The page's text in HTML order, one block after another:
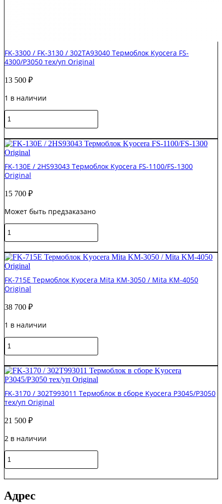
FK-3300 / FK-3130 / 302TA93040 Термоблок Kyocera FS-
4300/P3050 тех/уп Original
13 500 ₽
1 в наличии
Количество
товара
3300
/
FK-
3130
/
Термоблок
FS-
тех/
уп
FK-130E / 2HS93043 Термоблок Kyocera FS-1100/FS-1300
Original
15 700 ₽
Может быть предзаказано
Количество
товара
130E
/
2HS93043
Термоблок
Kyocera
1100/FS-
Original
FK-715E Термоблок Kyocera Mita KM-3050 / Mita KM-4050
Original
38 700 ₽
1 в наличии
Количество
товара
715E
Термоблок
Kyocera
Mita
KM-
/
KM-
Original
FK-3170 / 302T993011 Термоблок в сборе Kyocera P3045/P3050
тех/уп Original
21 500 ₽
2 в наличии
Количество
товара
3170
302T993011
Адрес